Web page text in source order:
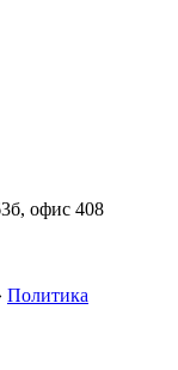
офис 408
Политика